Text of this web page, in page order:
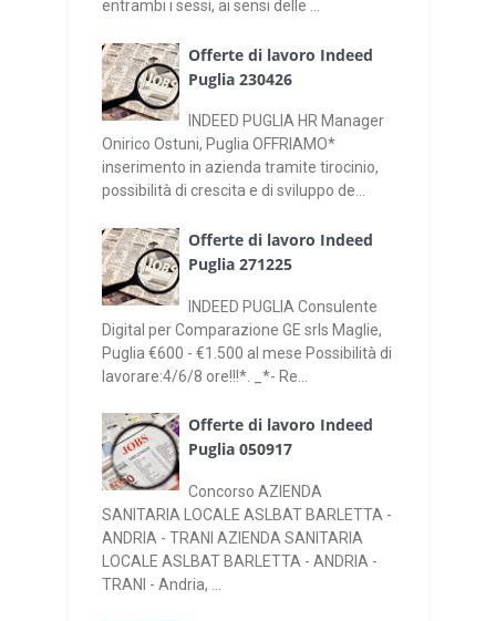
entrambi i sessi, ai sensi delle ...
Offerte di lavoro Indeed
Puglia 230426
INDEED PUGLIA HR Manager
Onirico Ostuni, Puglia OFFRIAMO*
inserimento in azienda tramite tirocinio,
possibilità di crescita e di sviluppo de...
Offerte di lavoro Indeed
Puglia 271225
INDEED PUGLIA Consulente
Digital per Comparazione GE srls Maglie,
Puglia €600 - €1.500 al mese Possibilità di
lavorare:4/6/8 ore!!!*. _*- Re...
Offerte di lavoro Indeed
Puglia 050917
Concorso AZIENDA
SANITARIA LOCALE ASLBAT BARLETTA -
ANDRIA - TRANI AZIENDA SANITARIA
LOCALE ASLBAT BARLETTA - ANDRIA -
TRANI - Andria, ...